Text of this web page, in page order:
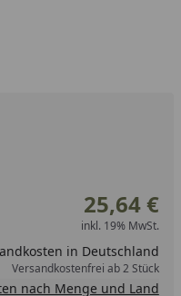
eingeben
um eins erhöhen
25,64 €
inkl. 19% MwSt.
in Deutschland
Versandkostenfrei ab 2 Stück
nach Menge und Land